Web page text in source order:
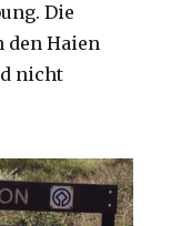
Die
den Haien
nicht